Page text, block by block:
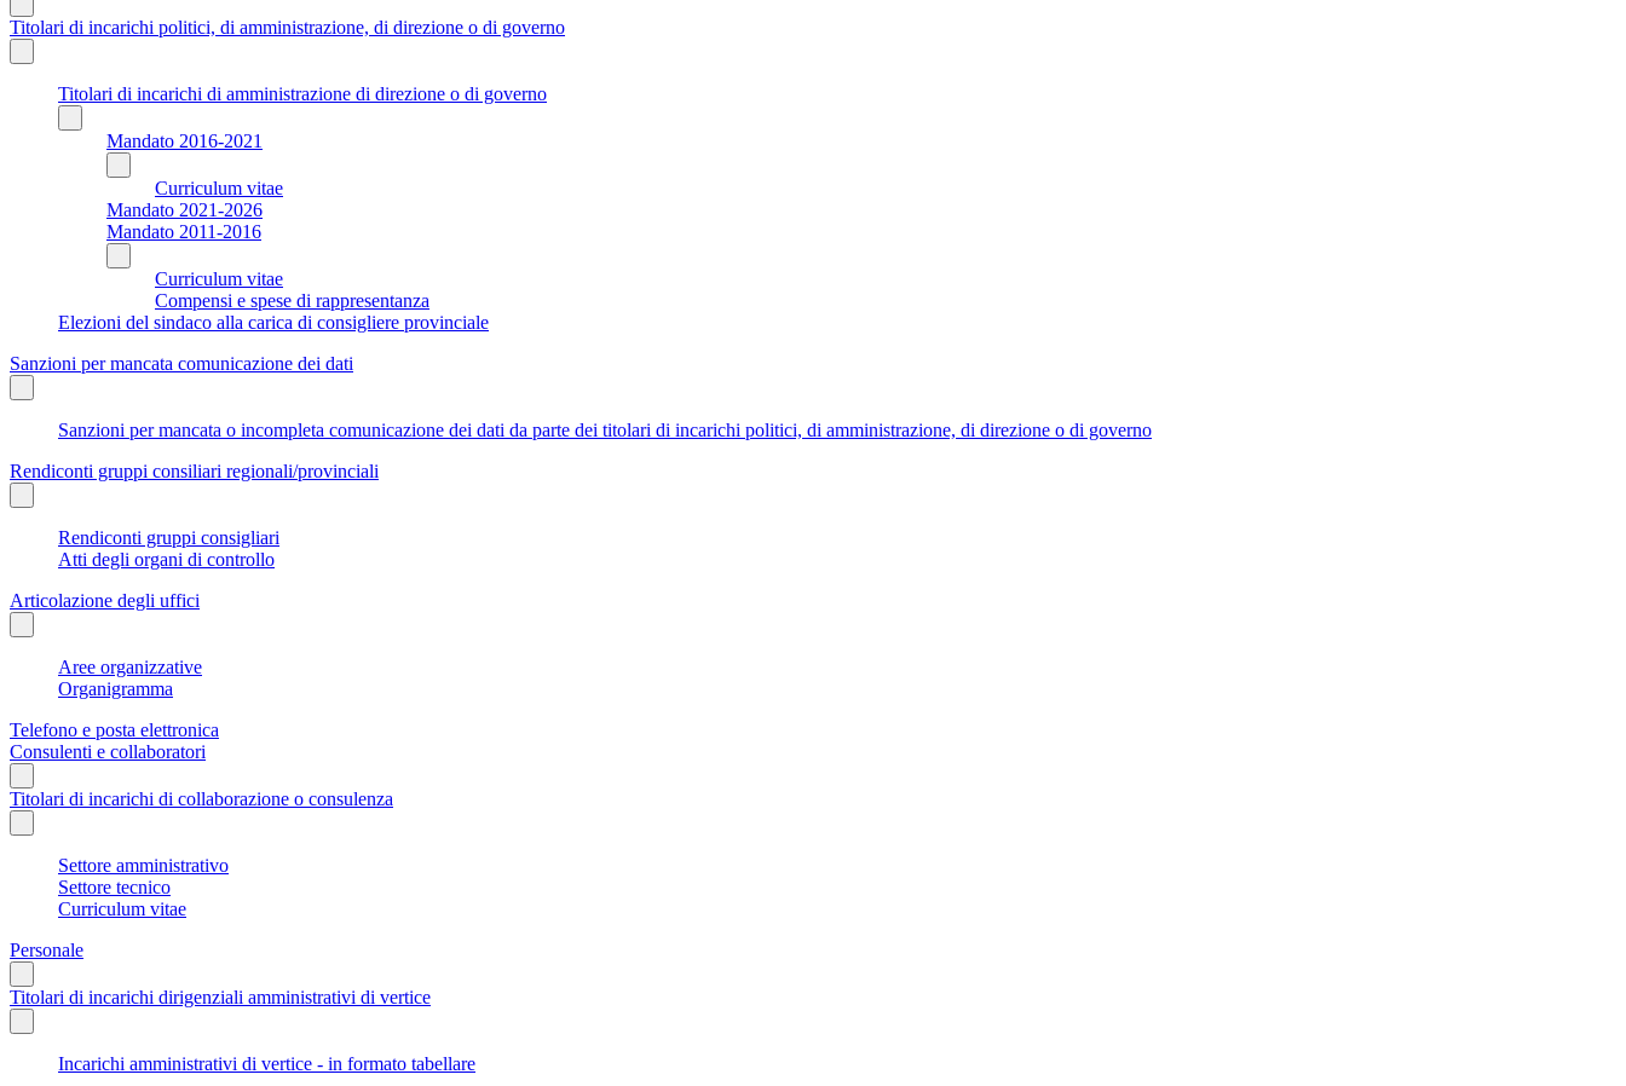
Titolari di incarichi politici, di amministrazione, di direzione o di governo
Titolari di incarichi di amministrazione di direzione o di governo
Mandato 2016-2021
Curriculum vitae
Mandato 2021-2026
Mandato 2011-2016
Curriculum vitae
Compensi e spese di rappresentanza
Elezioni del sindaco alla carica di consigliere provinciale
Sanzioni per mancata comunicazione dei dati
Sanzioni per mancata o incompleta comunicazione dei dati da parte dei titolari di incarichi politici, di amministrazione, di direzione o di governo
Rendiconti gruppi consiliari regionali/provinciali
Rendiconti gruppi consigliari
Atti degli organi di controllo
Articolazione degli uffici
Aree organizzative
Organigramma
Telefono e posta elettronica
Consulenti e collaboratori
Titolari di incarichi di collaborazione o consulenza
Settore amministrativo
Settore tecnico
Curriculum vitae
Personale
Titolari di incarichi dirigenziali amministrativi di vertice
Incarichi amministrativi di vertice - in formato tabellare